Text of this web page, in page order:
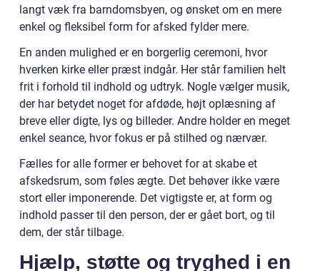
langt væk fra barndomsbyen, og ønsket om en mere
enkel og fleksibel form for afsked fylder mere.
En anden mulighed er en borgerlig ceremoni, hvor
hverken kirke eller præst indgår. Her står familien helt
frit i forhold til indhold og udtryk. Nogle vælger musik,
der har betydet noget for afdøde, højt oplæsning af
breve eller digte, lys og billeder. Andre holder en meget
enkel seance, hvor fokus er på stilhed og nærvær.
Fælles for alle former er behovet for at skabe et
afskedsrum, som føles ægte. Det behøver ikke være
stort eller imponerende. Det vigtigste er, at form og
indhold passer til den person, der er gået bort, og til
dem, der står tilbage.
Hjælp, støtte og tryghed i en